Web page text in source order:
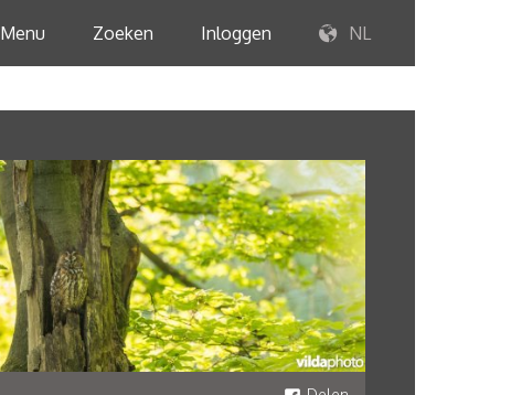
Menu Zoeken Inloggen NL